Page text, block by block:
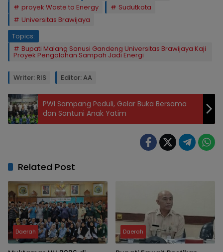
proyek Waste to Energy
Sudutkota
Universitas Brawijaya
Topics:
Bupati Malang Sanusi Gandeng Universitas Brawijaya Kaji
Proyek Pengolahan Sampah Jadi Energi
Writer: RIS Editor: AA
PWI Sampang Peduli, Gelar Buka Bersama
dan Santuni Anak Yatim
Related Post
Daerah Daerah